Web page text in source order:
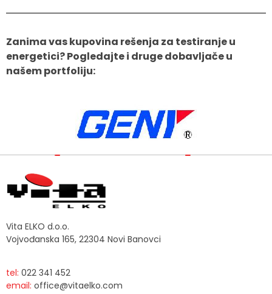
Zanima vas kupovina rešenja za testiranje u
energetici? Pogledajte i druge dobavljače u
našem portfoliju:
Vita ELKO d.o.o.
Vojvođanska 165, 22304 Novi Banovci
tel: 022 341 452
email: office@vitaelko.com